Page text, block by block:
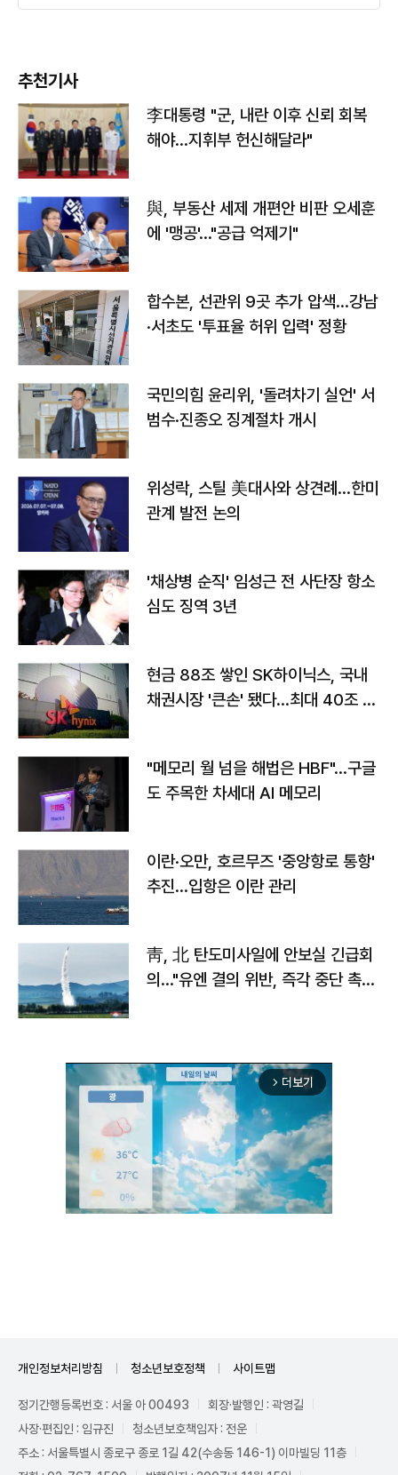
추천기사
李대통령 "군, 내란 이후 신뢰 회복
해야…지휘부 헌신해달라"
與, 부동산 세제 개편안 비판 오세훈
에 '맹공'…"공급 억제기"
합수본, 선관위 9곳 추가 압색…강남
·서초도 '투표율 허위 입력' 정황
국민의힘 윤리위, '돌려차기 실언' 서
범수·진종오 징계절차 개시
위성락, 스틸 美대사와 상견례…한미
관계 발전 논의
'채상병 순직' 임성근 전 사단장 항소
심도 징역 3년
현금 88조 쌓인 SK하이닉스, 국내
채권시장 '큰손' 됐다…최대 40조 투
"메모리 월 넘을 해법은 HBF"…구글
도 주목한 차세대 AI 메모리
이란·오만, 호르무즈 '중앙항로 통항'
추진…입항은 이란 관리
靑, 北 탄도미사일에 안보실 긴급회
의…"유엔 결의 위반, 즉각 중단 촉
arrow_forward_ios 더보기
개인정보처리방침 청소년보호정책 사이트맵
정기간행등록번호 : 서울 아 00493
회장·발행인 : 곽영길
사장·편집인 : 임규진
청소년보호책임자 : 전운
주소 : 서울특별시 종로구 종로 1길 42(수송동 146-1) 이마빌딩 11층